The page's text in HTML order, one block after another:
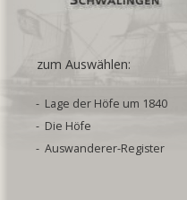
-  Lage der Höfe um 1840
-  Die Höfe
-  Auswanderer-Register
zum Auswählen: